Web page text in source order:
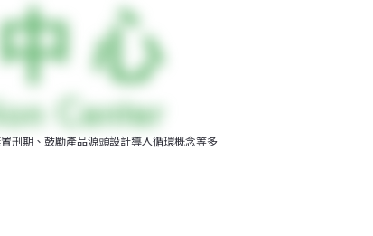
刑期、鼓勵產品源頭設計導入循環概念等多